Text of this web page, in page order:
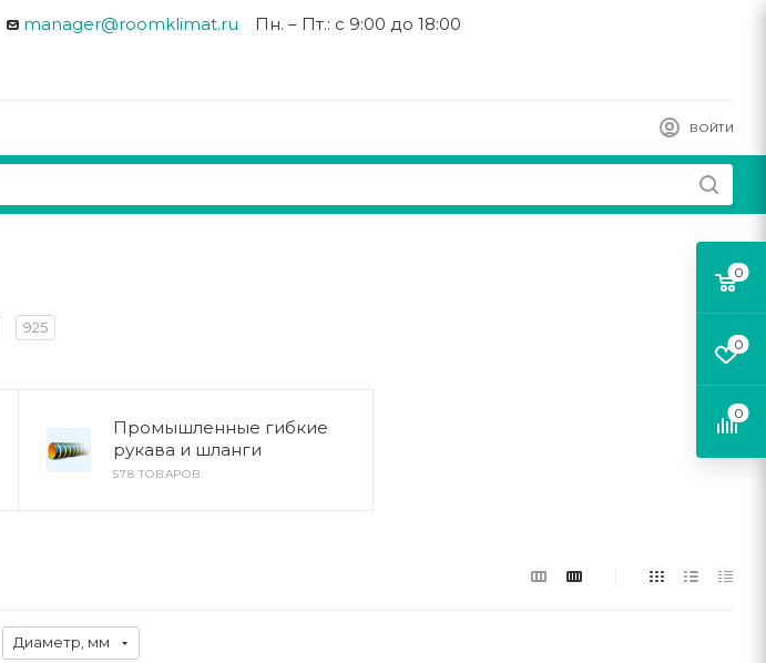
manager@roomklimat.ru Пн. – Пт.: с 9:00 до 18:00
ВОЙТИ
925
Промышленные гибкие
рукава и шланги
578 ТОВАРОВ
Диаметр, мм
0
0
0